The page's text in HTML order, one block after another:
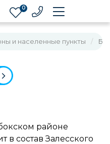
0
и населенные пункты
районе
в состав Залесского